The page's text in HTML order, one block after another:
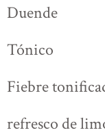
Duende
Tónico
Fiebre
refresco de